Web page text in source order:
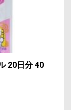
20日分 40